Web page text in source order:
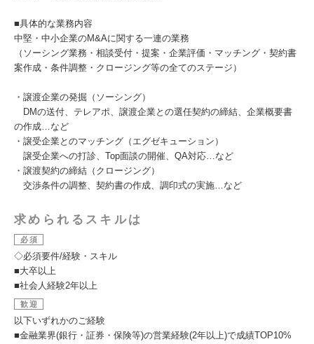
■具体的な業務内容
中堅・中小企業のM&Aに関する一連の業務
（ソーシング業務・相談受付・提案・企業評価・マッチング・契約書
案作成・条件調整・クロージング等の全てのステージ）
・譲渡企業の発掘（ソーシング）
DMの送付、テレアポ、譲渡企業との選任契約の締結、企業概要書
の作成…など
・譲受企業とのマッチング（エグゼキューション）
譲受企業への打診、Top面談の開催、QA対応…など
・譲渡契約の締結（クロージング）
交渉条件の調整、契約書の作成、調印式の実施…など
求められるスキルは
必須
◇必須要件/経験・スキル
■大卒以上
■社会人経験2年以上
歓迎
以下いずれかのご経験
■金融業界(銀行・証券・保険等)の営業経験(2年以上)で成績TOP10%